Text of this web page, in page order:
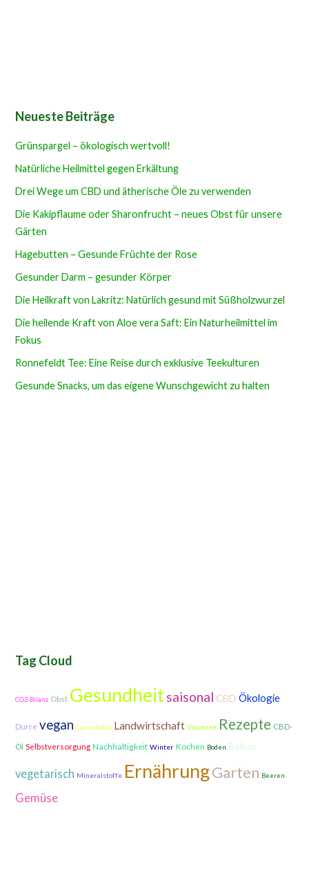
Neueste Beiträge
Grünspargel – ökologisch wertvoll!
Natürliche Heilmittel gegen Erkältung
Drei Wege um CBD und ätherische Öle zu verwenden
Die Kakipflaume oder Sharonfrucht – neues Obst für unsere
Gärten
Hagebutten – Gesunde Früchte der Rose
Gesunder Darm – gesunder Körper
Die Heilkraft von Lakritz: Natürlich gesund mit Süßholzwurzel
Die heilende Kraft von Aloe vera Saft: Ein Naturheilmittel im
Fokus
Ronnefeldt Tee: Eine Reise durch exklusive Teekulturen
Gesunde Snacks, um das eigene Wunschgewicht zu halten
Tag Cloud
CO2-Bilanz Obst Gesundheitsaisonal CBD Ökologie
Dürre vegan Cannabidiol Landwirtschaft Vitamine Rezepte CBD-
Öl Selbstversorgung Nachhaltigkeit Winter Kochen Boden Balkon
vegetarisch Mineralstoffe ErnährungGarten Beeren
Gemüse